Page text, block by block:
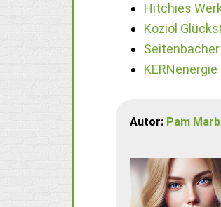
Hitchies
Koziol
Autor: Pam